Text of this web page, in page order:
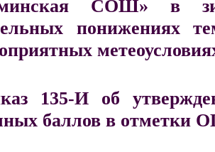
СОШ» в
понижениях
135-И об
баллов в отметки